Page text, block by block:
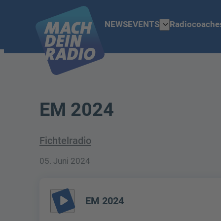
NEWSEVENTS expand_more
EM 2024
Fichtelradio
05. Juni 2024
play_arrow EM 2024